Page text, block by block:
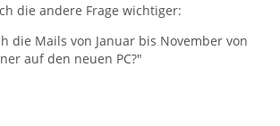
die andere Frage wichtiger:
die Mails von Januar bis November von
auf den neuen PC?"